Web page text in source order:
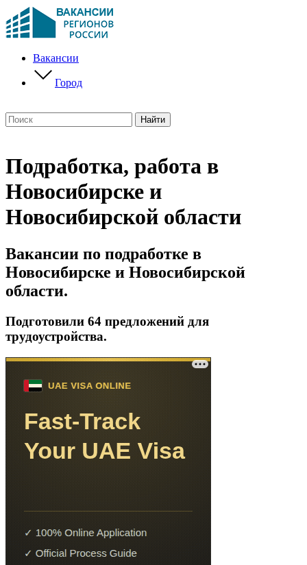
Вакансии
Город
Подработка, работа в
Новосибирске и
Новосибирской области
Вакансии по подработке в
Новосибирске и Новосибирской
области.
Подготовили 64 предложений для
трудоустройства.